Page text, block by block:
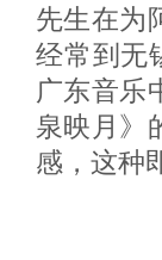
先生在为
经常到无
广东音乐
泉映月》
感，这种